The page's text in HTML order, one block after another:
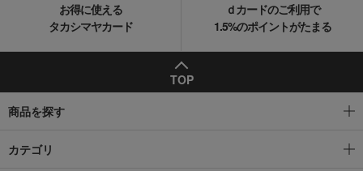
お得に使える
タカシマヤカード
ｄカードのご利用で
1.5%のポイントがたまる
TOP
商品を探す
カテゴリ